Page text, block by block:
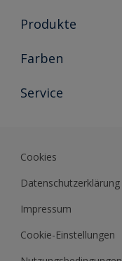
Produkte
Holzschutz
Metallschutz
Farben
Farbkollektionen
Farb-Tools
Service
Sikkens Akademie
Datenblätter
Cookies
Datenschutzerklärung
Impressum
Cookie-Einstellungen